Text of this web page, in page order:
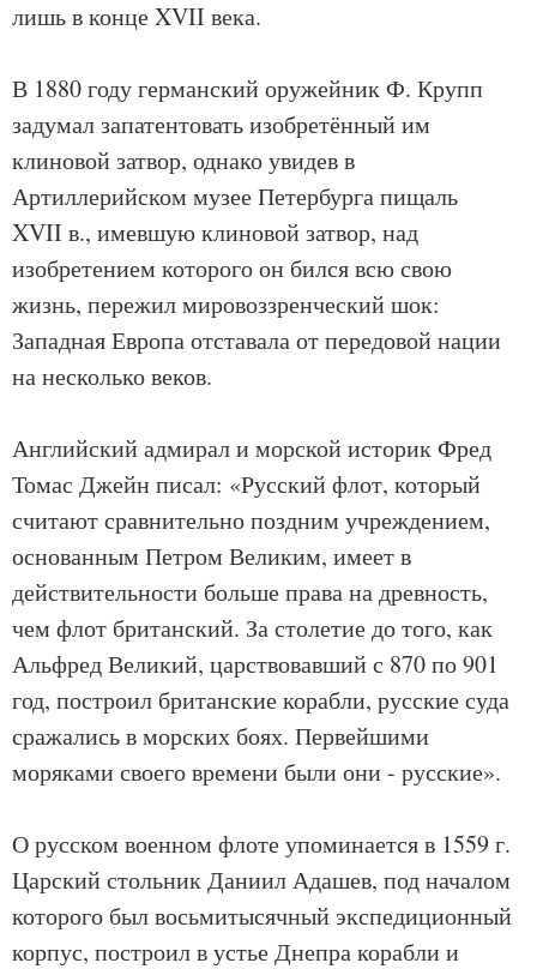
лишь в конце XVII века.
В 1880 году германский оружейник Ф. Крупп
задумал запатентовать изобретённый им
клиновой затвор, однако увидев в
Артиллерийском музее Петербурга пищаль
XVII в., имевшую клиновой затвор, над
изобретением которого он бился всю свою
жизнь, пережил мировоззренческий шок:
Западная Европа отставала от передовой нации
на несколько веков.
Английский адмирал и морской историк Фред
Томас Джейн писал: «Русский флот, который
считают сравнительно поздним учреждением,
основанным Петром Великим, имеет в
действительности больше права на древность,
чем флот британский. За столетие до того, как
Альфред Великий, царствовавший с 870 по 901
год, построил британские корабли, русские суда
сражались в морских боях. Первейшими
моряками своего времени были они - русские».
О русском военном флоте упоминается в 1559 г.
Царский стольник Даниил Адашев, под началом
которого был восьмитысячный экспедиционный
корпус, построил в устье Днепра корабли и